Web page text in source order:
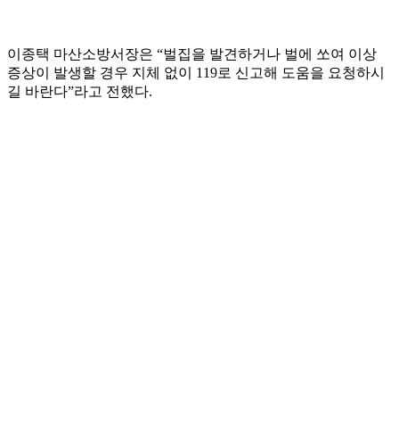
이종택 마산소방서장은 “벌집을 발견하거나 벌에 쏘여 이상
증상이 발생할 경우 지체 없이 119로 신고해 도움을 요청하시
길 바란다”라고 전했다.